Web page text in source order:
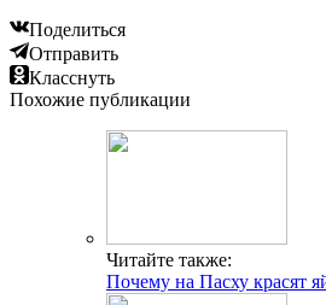
Поделиться
Отправить
Класснуть
Похожие публикации
Читайте также:
Почему на Пасху красят